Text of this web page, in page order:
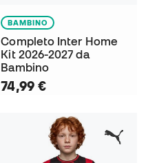
BAMBINO
Completo Inter Home
Kit 2026-2027 da
Bambino
74,99 €